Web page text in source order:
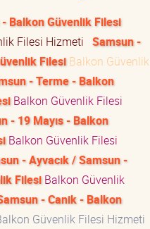
Balkon Güvenlik Filesi
Filesi Hizmeti Samsun -
FilesiBalkon Güvenlik
- Terme - Balkon
Balkon Güvenlik Filesi
- 19 Mayıs - Balkon
Balkon Güvenlik Filesi
- Ayvacık / Samsun -
FilesiBalkon Güvenlik
- Canik - Balkon
Güvenlik Filesi Hizmeti